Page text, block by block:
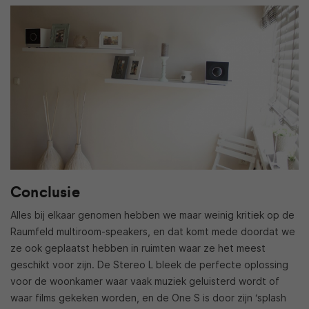
Conclusie
Alles bij elkaar genomen hebben we maar weinig kritiek op de
Raumfeld multiroom-speakers, en dat komt mede doordat we
ze ook geplaatst hebben in ruimten waar ze het meest
geschikt voor zijn. De Stereo L bleek de perfecte oplossing
voor de woonkamer waar vaak muziek geluisterd wordt of
waar films gekeken worden, en de One S is door zijn ‘splash